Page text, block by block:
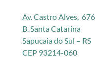
Av. Castro Alves, 676
B. Santa Catarina
Sapucaia do Sul – RS
CEP 93214-060